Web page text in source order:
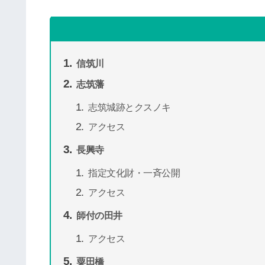
信筑川
志筑藩
志筑城跡とクスノキ
アクセス
長興寺
指定文化財・一斉公開
アクセス
師付の田井
アクセス
粟田橋